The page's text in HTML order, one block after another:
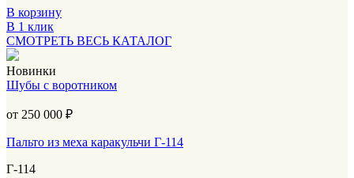
В корзину
В 1 клик
СМОТРЕТЬ ВЕСЬ КАТАЛОГ
Новинки
Шубы с воротником
от 250 000 ₽
Пальто из меха каракульчи Г-114
Г-114